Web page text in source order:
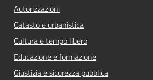
Autorizzazioni
Catasto e urbanistica
Cultura e tempo libero
Educazione e formazione
Giustizia e sicurezza pubblica